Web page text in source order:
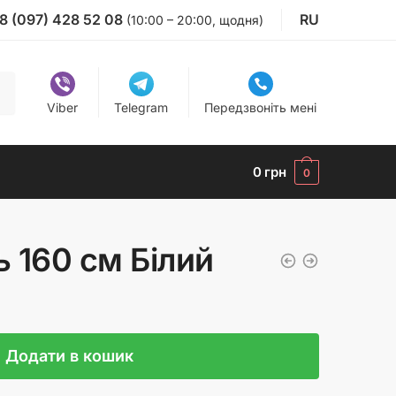
(097) 428 52 08 (10:00 – 20:00, щодня) RU
Viber Telegram Передзвоніть мені
0 грн 0
160 см Білий
Додати в кошик